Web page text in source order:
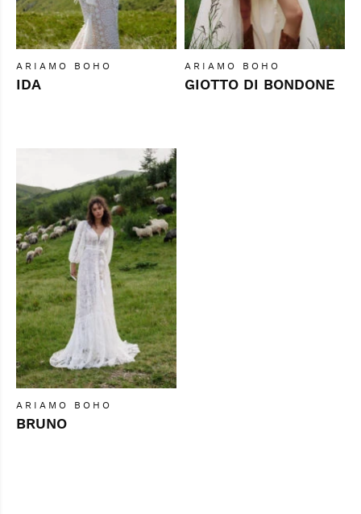
ARIAMO BOHO
IDA
ARIAMO BOHO
GIOTTO DI BONDONE
ARIAMO BOHO
BRUNO